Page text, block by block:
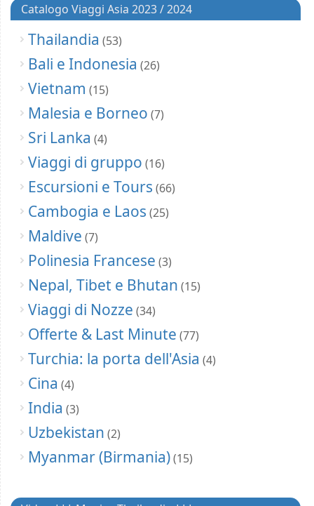
Catalogo Viaggi Asia 2023 / 2024
Thailandia (53)
Bali e Indonesia (26)
Vietnam (15)
Malesia e Borneo (7)
Sri Lanka (4)
Viaggi di gruppo (16)
Escursioni e Tours (66)
Cambogia e Laos (25)
Maldive (7)
Polinesia Francese (3)
Nepal, Tibet e Bhutan (15)
Viaggi di Nozze (34)
Offerte & Last Minute (77)
Turchia: la porta dell'Asia (4)
Cina (4)
India (3)
Uzbekistan (2)
Myanmar (Birmania)(15)